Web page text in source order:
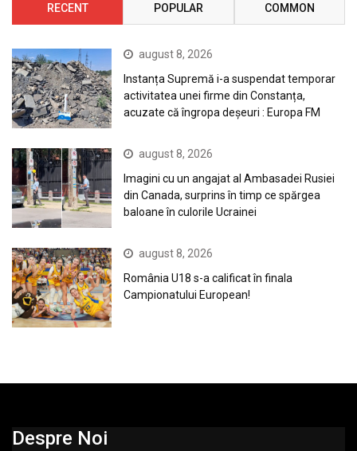
RECENT POPULAR COMMON
august 8, 2026
Instanța Supremă i-a suspendat temporar
activitatea unei firme din Constanța,
acuzate că îngropa deșeuri : Europa FM
august 8, 2026
Imagini cu un angajat al Ambasadei Rusiei
din Canada, surprins în timp ce spărgea
baloane în culorile Ucrainei
august 8, 2026
România U18 s-a calificat în finala
Campionatului European!
Despre Noi